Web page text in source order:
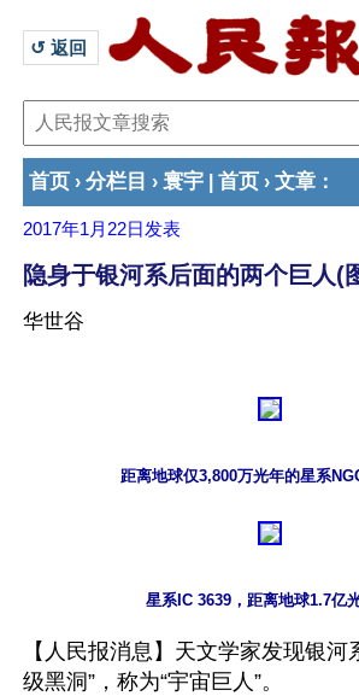
↺ 返回
首页 › 分栏目 › 寰宇 首页 › 文章 ：
2017年1月22日 发表
隐身于银河系后面的两个巨人(
华世谷
【人民报消息】天文学家发现银河
级黑洞”，称为“宇宙巨人”。